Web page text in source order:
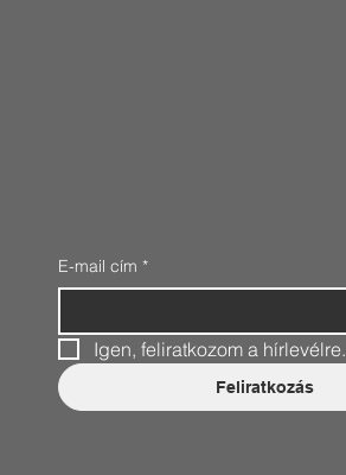
E-mail cím *
Igen, feliratkozom a hírlevélre.
Feliratkozás